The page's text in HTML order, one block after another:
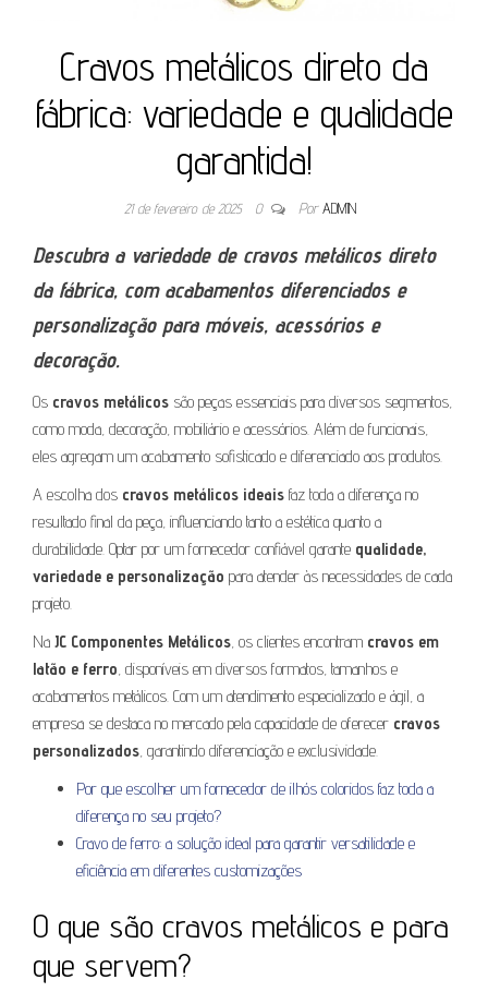
Cravos metálicos direto da
fábrica: variedade e qualidade
garantida!
21 de fevereiro de 2025 0 Por ADMIN
Descubra a variedade de cravos metálicos direto
da fábrica, com acabamentos diferenciados e
personalização para móveis, acessórios e
decoração.
Os cravos metálicos são peças essenciais para diversos segmentos,
como moda, decoração, mobiliário e acessórios. Além de funcionais,
eles agregam um acabamento sofisticado e diferenciado aos produtos.
A escolha dos cravos metálicos ideais faz toda a diferença no
resultado final da peça, influenciando tanto a estética quanto a
durabilidade. Optar por um fornecedor confiável garante qualidade,
variedade e personalização para atender às necessidades de cada
projeto.
Na JC Componentes Metálicos, os clientes encontram cravos em
latão e ferro, disponíveis em diversos formatos, tamanhos e
acabamentos metálicos. Com um atendimento especializado e ágil, a
empresa se destaca no mercado pela capacidade de oferecer cravos
personalizados, garantindo diferenciação e exclusividade.
Por que escolher um fornecedor de ilhós coloridos faz toda a
diferença no seu projeto?
Cravo de ferro: a solução ideal para garantir versatilidade e
eficiência em diferentes customizações
O que são cravos metálicos e para
que servem?